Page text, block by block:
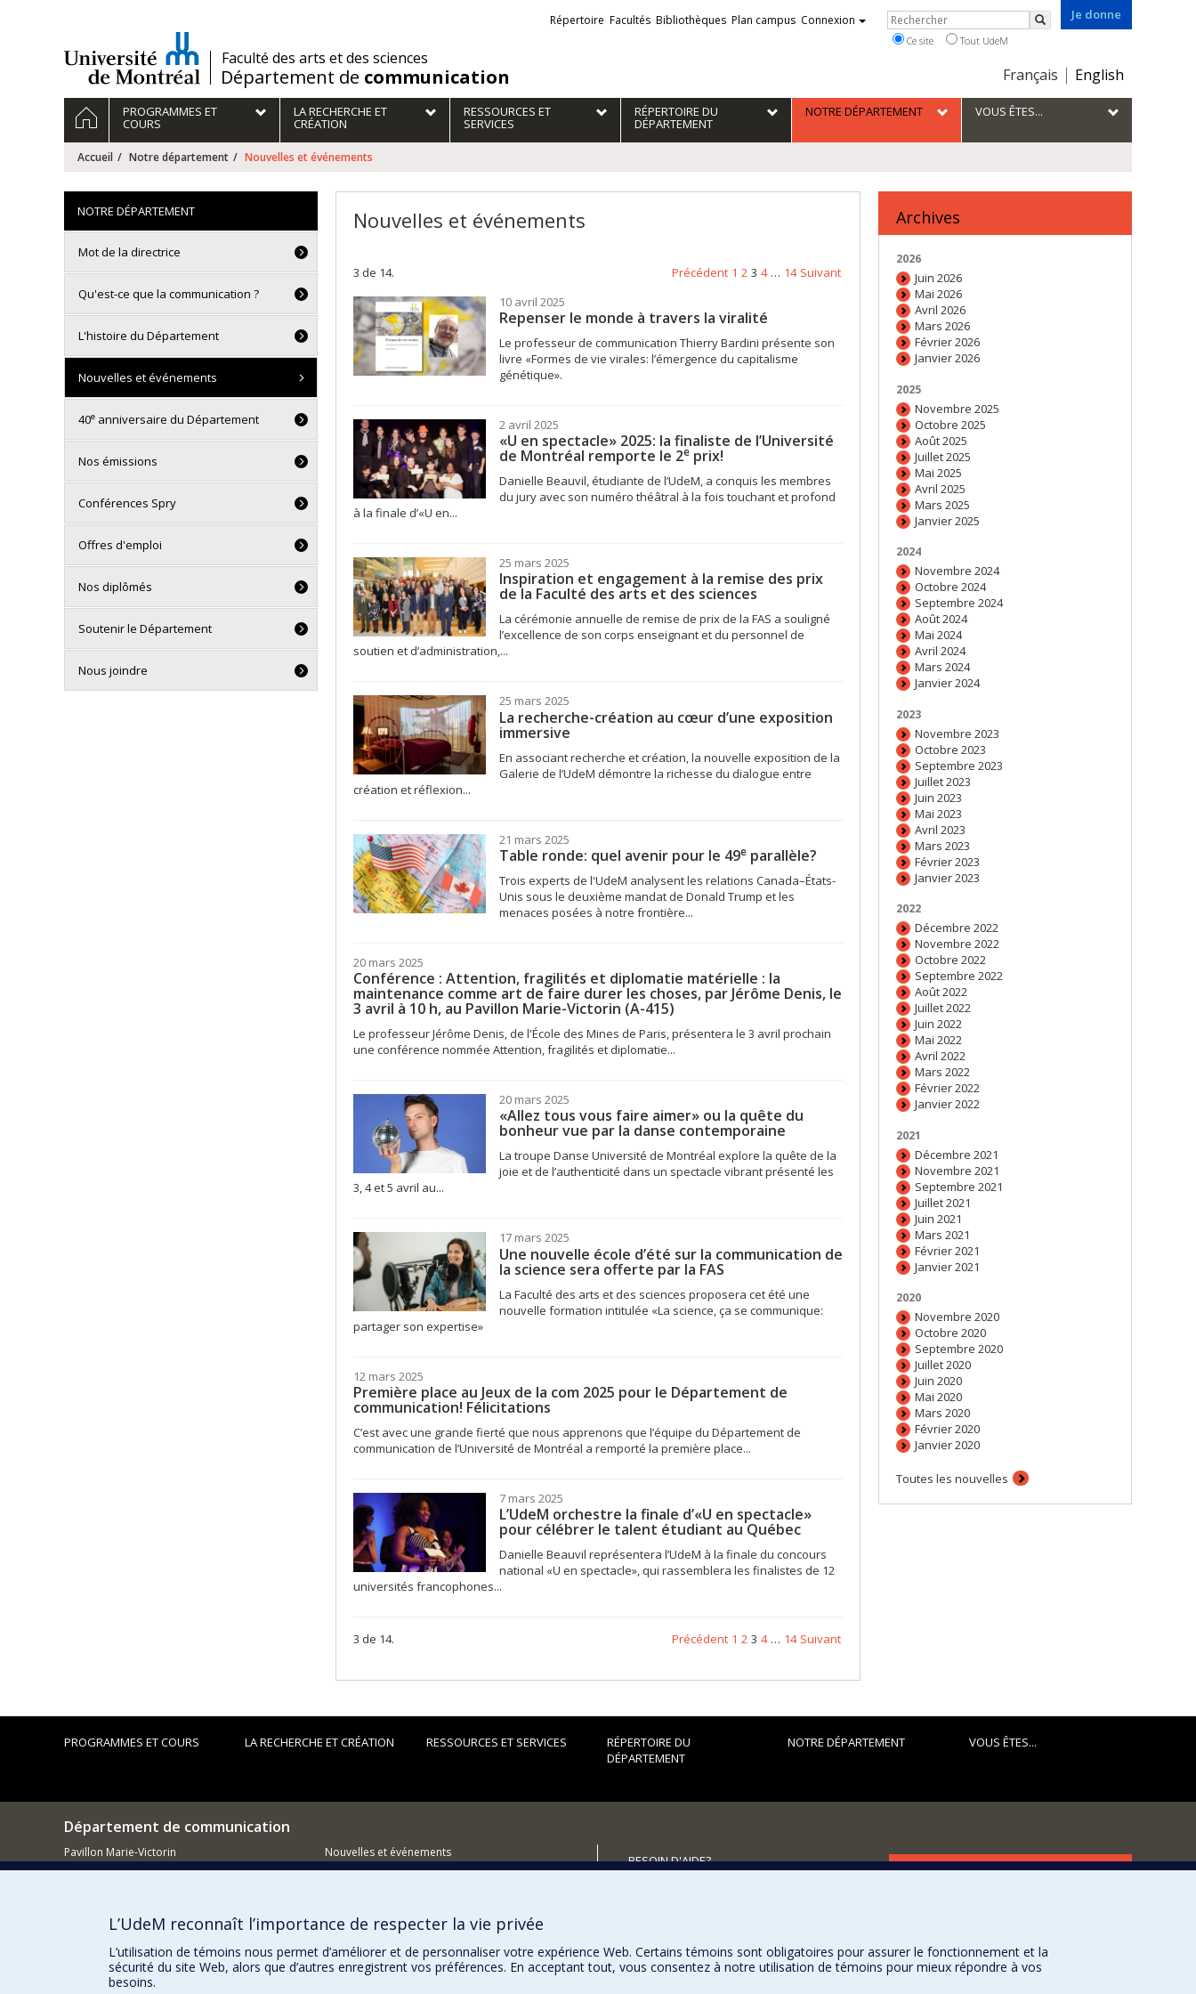
/Faculté des arts et des sciences
Département de communication
Je donne
Choix
la
langue
Français English
Liens
externes
Répertoire Facultés Bibliothèques Plan campus Connexion Rechercher
Rechercher
Ce site Tout UdeM
Navigation
principale
ACCUEILPROGRAMMES ET
COURS
LA RECHERCHE ET
CRÉATION
RESSOURCES ET
SERVICES
RÉPERTOIRE DU
DÉPARTEMENT
NOTRE DÉPARTEMENT VOUS ÊTES...
Accueil Notre département Nouvelles et événements
Nouvelles et événements
3 de 14. Précédent 1 2 3 4 … 14 Suivant
10 avril 2025
Repenser le monde à travers la viralité
Le professeur de communication Thierry Bardini présente son
livre «Formes de vie virales: l’émergence du capitalisme
génétique».
2 avril 2025
«U en spectacle» 2025: la finaliste de l’Université
de Montréal remporte le 2eprix!
Danielle Beauvil, étudiante de l’UdeM, a conquis les membres
du jury avec son numéro théâtral à la fois touchant et profond
à la finale d’«U en...
25 mars 2025
Inspiration et engagement à la remise des prix
de la Faculté des arts et des sciences
La cérémonie annuelle de remise de prix de la FAS a souligné
l’excellence de son corps enseignant et du personnel de
soutien et d’administration,...
25 mars 2025
La recherche-création au cœur d’une exposition
immersive
En associant recherche et création, la nouvelle exposition de la
Galerie de l’UdeM démontre la richesse du dialogue entre
création et réflexion...
21 mars 2025
Table ronde: quel avenir pour le 49eparallèle?
Trois experts de l'UdeM analysent les relations Canada–États-
Unis sous le deuxième mandat de Donald Trump et les
menaces posées à notre frontière...
20 mars 2025
Conférence : Attention, fragilités et diplomatie matérielle : la
maintenance comme art de faire durer les choses, par Jérôme Denis, le
3 avril à 10 h, au Pavillon Marie-Victorin (A-415)
Le professeur Jérôme Denis, de l'École des Mines de Paris, présentera le 3 avril prochain
une conférence nommée Attention, fragilités et diplomatie...
20 mars 2025
«Allez tous vous faire aimer» ou la quête du
bonheur vue par la danse contemporaine
La troupe Danse Université de Montréal explore la quête de la
joie et de l’authenticité dans un spectacle vibrant présenté les
3, 4 et 5 avril au...
17 mars 2025
Une nouvelle école d’été sur la communication de
la science sera offerte par la FAS
La Faculté des arts et des sciences proposera cet été une
nouvelle formation intitulée «La science, ça se communique:
partager son expertise»
12 mars 2025
Première place au Jeux de la com 2025 pour le Département de
communication! Félicitations
C’est avec une grande fierté que nous apprenons que l’équipe du Département de
communication de l’Université de Montréal a remporté la première place...
7 mars 2025
L’UdeM orchestre la finale d’«U en spectacle»
pour célébrer le talent étudiant au Québec
Danielle Beauvil représentera l’UdeM à la finale du concours
national «U en spectacle», qui rassemblera les finalistes de 12
universités francophones...
3 de 14. Précédent 1 2 3 4 … 14 Suivant
Archives
2026
Juin 2026
Mai 2026
Avril 2026
Mars 2026
Février 2026
Janvier 2026
2025
Novembre 2025
Octobre 2025
Août 2025
Juillet 2025
Mai 2025
Avril 2025
Mars 2025
Janvier 2025
2024
Novembre 2024
Octobre 2024
Septembre 2024
Août 2024
Mai 2024
Avril 2024
Mars 2024
Janvier 2024
2023
Novembre 2023
Octobre 2023
Septembre 2023
Juillet 2023
Juin 2023
Mai 2023
Avril 2023
Mars 2023
Février 2023
Janvier 2023
2022
Décembre 2022
Novembre 2022
Octobre 2022
Septembre 2022
Août 2022
Juillet 2022
Juin 2022
Mai 2022
Avril 2022
Mars 2022
Février 2022
Janvier 2022
2021
Décembre 2021
Novembre 2021
Septembre 2021
Juillet 2021
Juin 2021
Mars 2021
Février 2021
Janvier 2021
2020
Novembre 2020
Octobre 2020
Septembre 2020
Juillet 2020
Juin 2020
Mai 2020
Mars 2020
Février 2020
Janvier 2020
Toutes les nouvelles
NOTRE DÉPARTEMENT
Mot de la directrice
Qu'est-ce que la communication ?
L'histoire du Département
Nouvelles et événements
40e anniversaire du Département
Nos émissions
Conférences Spry
Offres d'emploi
Nos diplômés
Soutenir le Département
Nous joindre
PROGRAMMES ET COURS LA RECHERCHE ET CRÉATION RESSOURCES ET SERVICES
RÉPERTOIRE DU
DÉPARTEMENT
NOTRE DÉPARTEMENT VOUS ÊTES...
Département de communication
Pavillon Marie-Victorin
90, Vincent-d'Indy
514 343-6039
Nouvelles et événements
Comment soutenir le Département?
BESOIN D'AIDE?
FACULTÉ DES ARTS ET DES SCIENCES
Nos programmes et cours
L’UdeM reconnaît l’importance de respecter la vie privée
L’utilisation de témoins nous permet d’améliorer et de personnaliser votre expérience Web. Certains témoins sont obligatoires pour assurer le fonctionnement et la
sécurité du site Web, alors que d’autres enregistrent vos préférences. En acceptant tout, vous consentez à notre utilisation de témoins pour mieux répondre à vos
besoins.